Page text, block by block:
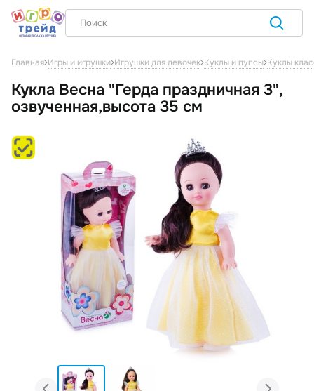
Главная Игры и игрушки Игрушки для девочек Куклы и пупсы Куклы
Кукла Весна "Герда праздничная 3",
озвученная,высота 35 см